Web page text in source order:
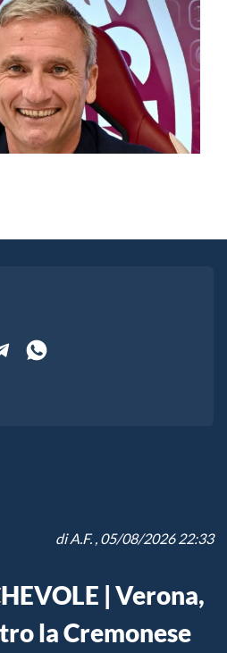
diA.F., 05/08/2026 22:33
| Verona,
la Cremonese